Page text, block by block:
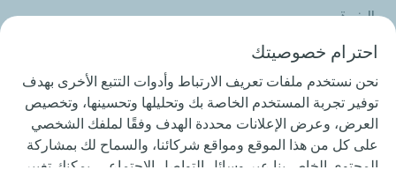
الخبرة
نرغب في إنشاء شراكة فعلية مع عملائنا من خلال تزويدهم
بمنتجات وخدمات تلبي احتياجاتهم، كي يكرسوا أنفسهم بشكل
كامل لعمليات التعدين الأساسية.
احترام خصوصيتك
نحن نستخدم ملفات تعريف الارتباط وأدوات التتبع الأخرى بهدف
توفير تجربة المستخدم الخاصة بك وتحليلها وتحسينها، وتخصيص
العرض، وعرض الإعلانات محددة الهدف وفقًا لملفك الشخصي
على كل من هذا الموقع ومواقع شركائنا، والسماح لك بمشاركة
المحتوى الخاص بنا عبر وسائل التواصل الاجتماعي. يمكنك تغيير